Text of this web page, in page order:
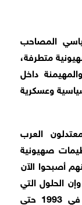
المصاحب
متطرفة،
داخل
وعسكرية
العرب
صهيونية
أصبحوا الآن
الحلول التي
طرحها العرب المعتدلون منذ مسار أوسلو في 1993 حتى